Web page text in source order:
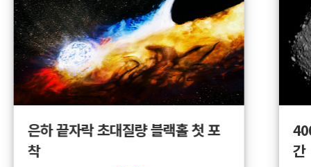
은하 끝자락 초대질량 블랙홀 첫 포
착
간